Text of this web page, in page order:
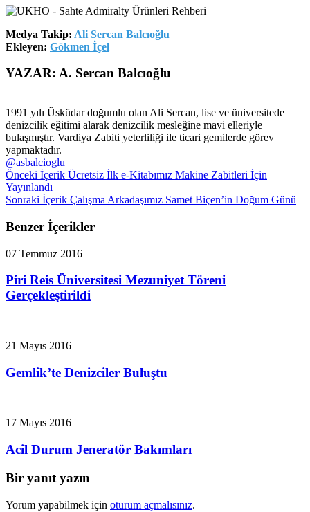
Medya Takip: Ali Sercan Balcıoğlu
Ekleyen: Gökmen İçel
YAZAR: A. Sercan Balcıoğlu
1991 yılı Üsküdar doğumlu olan Ali Sercan, lise ve üniversitede
denizcilik eğitimi alarak denizcilik mesleğine mavi elleriyle
bulaşmıştır. Vardiya Zabiti yeterliliği ile ticari gemilerde görev
yapmaktadır.
@asbalcioglu
Önceki İçerik Ücretsiz İlk e-Kitabımız Makine Zabitleri İçin
Yayınlandı
Sonraki İçerik Çalışma Arkadaşımız Samet Biçen’in Doğum Günü
Benzer İçerikler
07 Temmuz 2016
Piri Reis Üniversitesi Mezuniyet Töreni
Gerçekleştirildi
21 Mayıs 2016
Gemlik’te Denizciler Buluştu
17 Mayıs 2016
Acil Durum Jeneratör Bakımları
Bir yanıt yazın
Yorum yapabilmek için oturum açmalısınız.